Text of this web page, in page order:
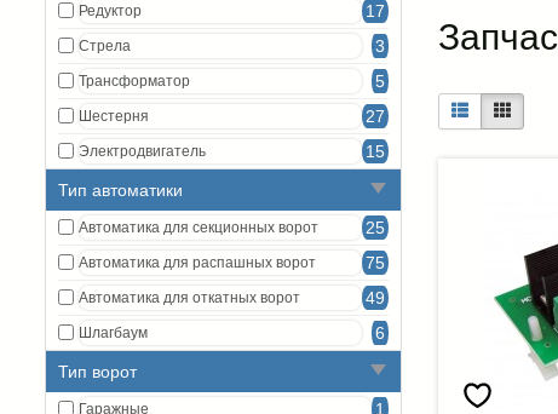
Редуктор 17
Стрела 3
Трансформатор 5
Шестерня 27
Электродвигатель
15
Тип автоматики
Автоматика для секционных ворот 25
Автоматика для распашных ворот 75
Автоматика для откатных ворот 49
Шлагбаум
6
Тип ворот
Гаражные
1